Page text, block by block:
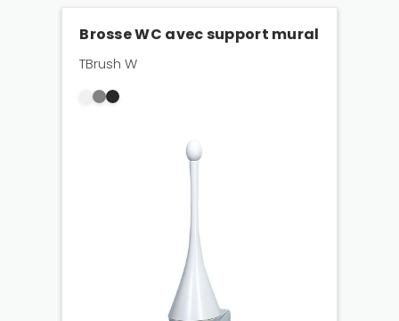
Brosse WC avec support mural
TBrush W